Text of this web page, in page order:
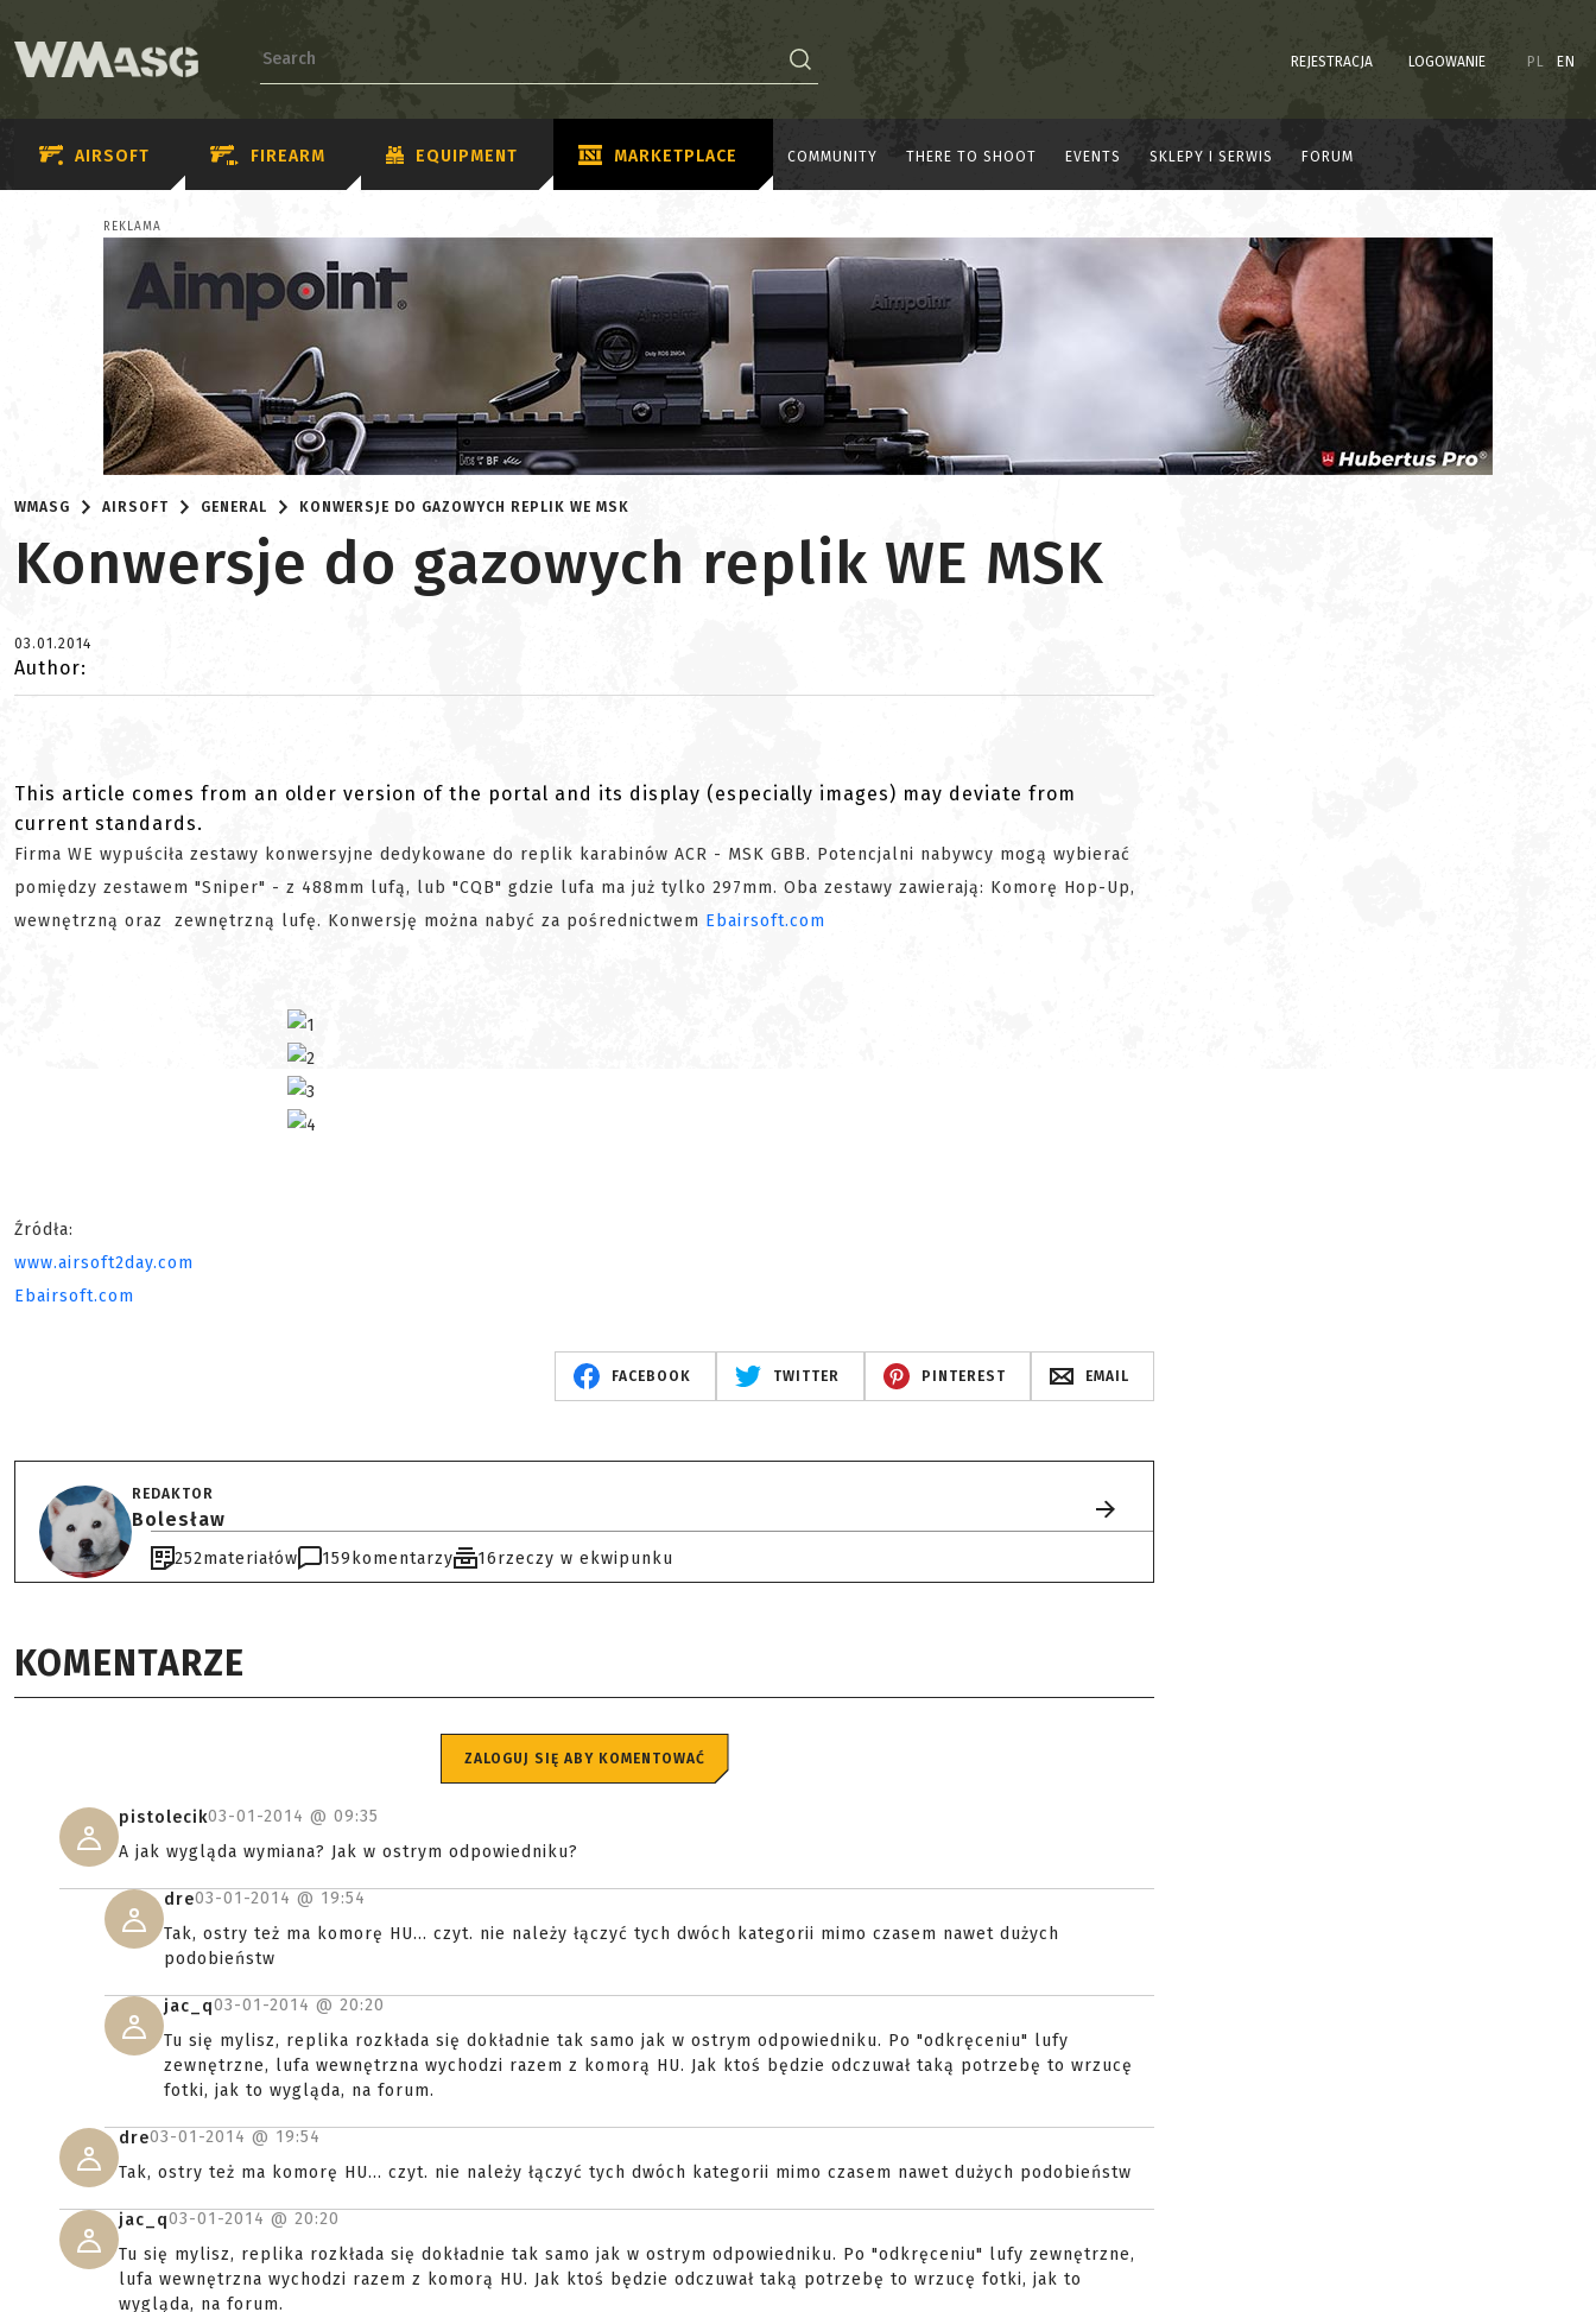
REJESTRACJA LOGOWANIE PL EN
AIRSOFT FIREARM EQUIPMENT MARKETPLACE COMMUNITY THERE TO SHOOT EVENTS SKLEPY I SERWIS FORUM
REKLAMA
WMASG AIRSOFT GENERAL KONWERSJE DO GAZOWYCH REPLIK WE MSK
Konwersje do gazowych replik WE MSK
03.01.2014
Author:
This article comes from an older version of the portal and its display (especially images) may deviate from
current standards.
Firma WE wypuściła zestawy konwersyjne dedykowane do replik karabinów ACR - MSK GBB. Potencjalni nabywcy mogą wybierać
pomiędzy zestawem "Sniper" - z 488mm lufą, lub "CQB" gdzie lufa ma już tylko 297mm. Oba zestawy zawierają: Komorę Hop-Up,
wewnętrzną oraz zewnętrzną lufę. Konwersję można nabyć za pośrednictwem Ebairsoft.com
Źródła:
www.airsoft2day.com
Ebairsoft.com
FACEBOOK TWITTER PINTEREST EMAIL
REDAKTOR
Bolesław
252materiałów 159 komentarzy 16rzeczy w ekwipunku
KOMENTARZE
ZALOGUJ SIĘ ABY KOMENTOWAĆ
pistolecik03-01-2014 @ 09:35
A jak wygląda wymiana? Jak w ostrym odpowiedniku?
dre03-01-2014 @ 19:54
Tak, ostry też ma komorę HU... czyt. nie należy łączyć tych dwóch kategorii mimo czasem nawet dużych
podobieństw
jac_q03-01-2014 @ 20:20
Tu się mylisz, replika rozkłada się dokładnie tak samo jak w ostrym odpowiedniku. Po "odkręceniu" lufy
zewnętrzne, lufa wewnętrzna wychodzi razem z komorą HU. Jak ktoś będzie odczuwał taką potrzebę to wrzucę
fotki, jak to wygląda, na forum.
dre03-01-2014 @ 19:54
Tak, ostry też ma komorę HU... czyt. nie należy łączyć tych dwóch kategorii mimo czasem nawet dużych podobieństw
jac_q03-01-2014 @ 20:20
Tu się mylisz, replika rozkłada się dokładnie tak samo jak w ostrym odpowiedniku. Po "odkręceniu" lufy zewnętrzne,
lufa wewnętrzna wychodzi razem z komorą HU. Jak ktoś będzie odczuwał taką potrzebę to wrzucę fotki, jak to
wygląda, na forum.